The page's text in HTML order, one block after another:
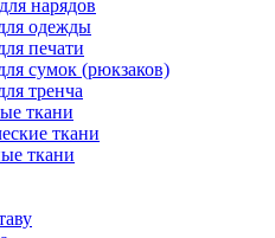
нарядов
одежды
печати
сумок (рюкзаков)
тренча
ткани
ткани
ткани